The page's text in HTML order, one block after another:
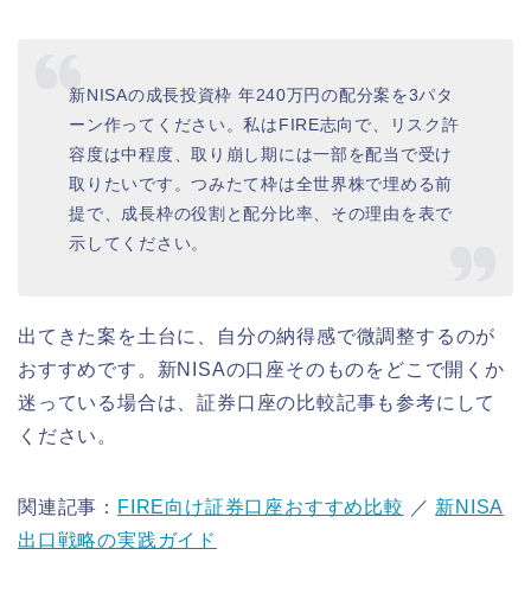
新NISAの成長投資枠 年240万円の配分案を3パタ
ーン作ってください。私はFIRE志向で、リスク許
容度は中程度、取り崩し期には一部を配当で受け
取りたいです。つみたて枠は全世界株で埋める前
提で、成長枠の役割と配分比率、その理由を表で
示してください。
出てきた案を土台に、自分の納得感で微調整するのが
おすすめです。新NISAの口座そのものをどこで開くか
迷っている場合は、証券口座の比較記事も参考にして
ください。
関連記事： FIRE向け証券口座おすすめ比較 ／ 新NISA
出口戦略の実践ガイド